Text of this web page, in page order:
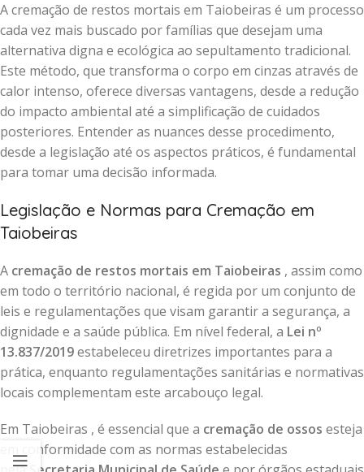
A cremação de restos mortais em Taiobeiras é um processo
cada vez mais buscado por famílias que desejam uma
alternativa digna e ecológica ao sepultamento tradicional.
Este método, que transforma o corpo em cinzas através de
calor intenso, oferece diversas vantagens, desde a redução
do impacto ambiental até a simplificação de cuidados
posteriores. Entender as nuances desse procedimento,
desde a legislação até os aspectos práticos, é fundamental
para tomar uma decisão informada.
Legislação e Normas para Cremação em
Taiobeiras
A cremação de restos mortais em Taiobeiras , assim como
em todo o território nacional, é regida por um conjunto de
leis e regulamentações que visam garantir a segurança, a
dignidade e a saúde pública. Em nível federal, a Lei nº
13.837/2019estabeleceu diretrizes importantes para a
prática, enquanto regulamentações sanitárias e normativas
locais complementam este arcabouço legal.
Em Taiobeiras , é essencial que a cremação de ossos esteja
em conformidade com as normas estabelecidas